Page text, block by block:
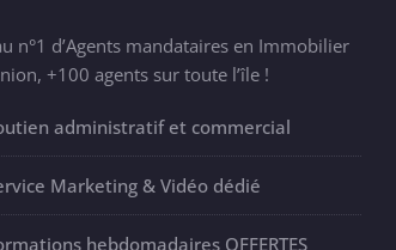
n°1 d’Agents mandataires en Immobilier
+100 agents sur toute l’île !
administratif et commercial
Marketing & Vidéo dédié
hebdomadaires OFFERTES